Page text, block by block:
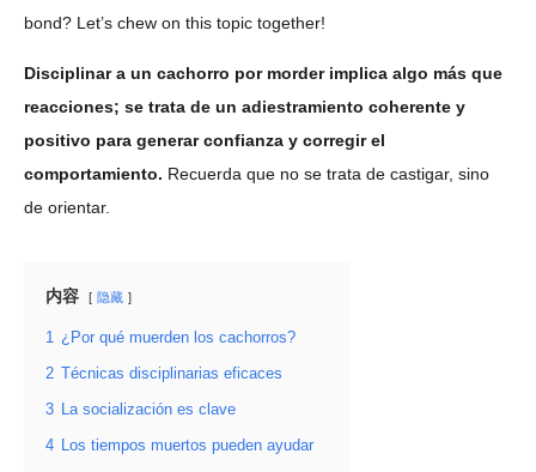
bond? Let’s chew on this topic together!
Disciplinar a un cachorro por morder implica algo más que
reacciones; se trata de un adiestramiento coherente y
positivo para generar confianza y corregir el
comportamiento. Recuerda que no se trata de castigar, sino
de orientar.
内容 隐藏
1 ¿Por qué muerden los cachorros?
2 Técnicas disciplinarias eficaces
3 La socialización es clave
4 Los tiempos muertos pueden ayudar